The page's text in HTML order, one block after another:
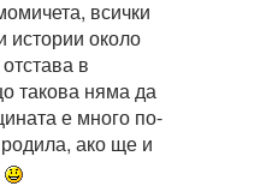
всички
истории около
в
такова няма да
е много по-
ако ще и